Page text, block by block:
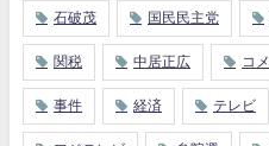
石破茂 国民民主党
関税 中居正広 コメ
事件 経済 テレビ